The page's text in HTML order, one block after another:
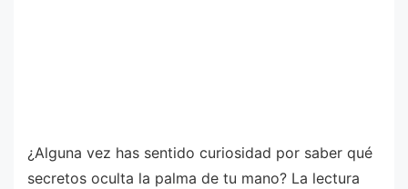
¿Alguna vez has sentido curiosidad por saber qué
secretos oculta la palma de tu mano? La lectura